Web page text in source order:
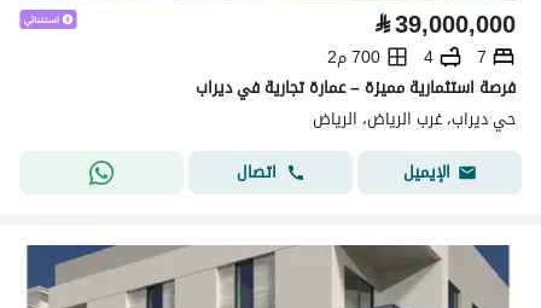
⃁39,000,000
7
4
700 م2
فرصة استثمارية مميزة – عمارة تجارية في ديراب
حي ديراب، غرب الرياض، الرياض
الإيميل
اتصال